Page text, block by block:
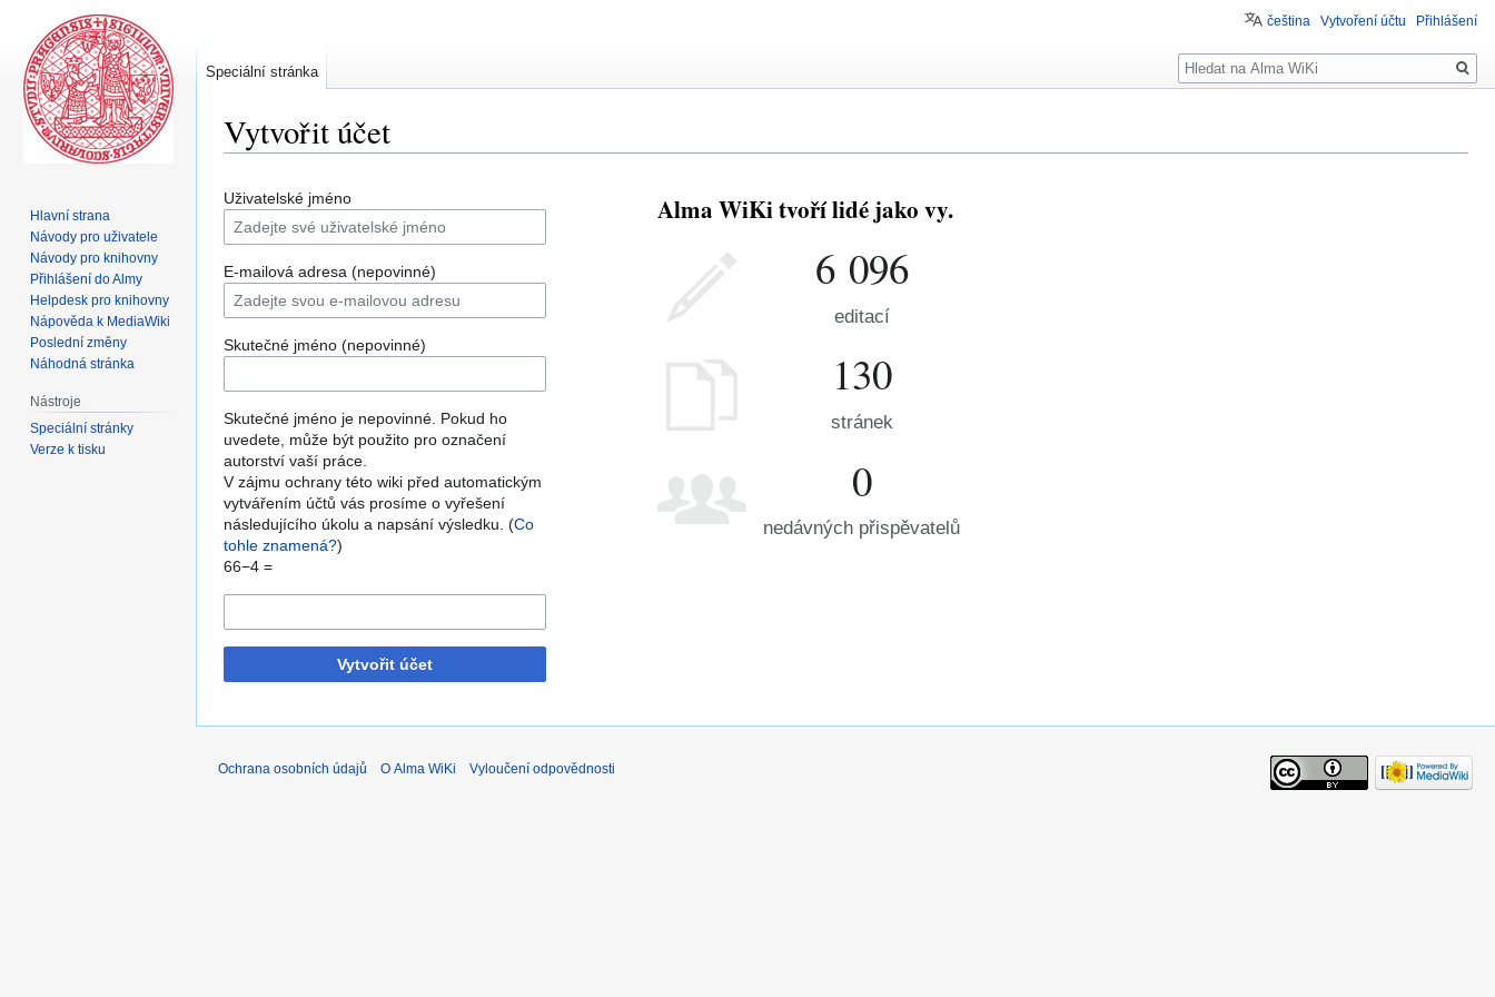
Vytvořit účet
na
navigaci
na
vyhledávání
Uživatelské jméno
E-mailová adresa (nepovinné)
Skutečné jméno (nepovinné)
Skutečné jméno je nepovinné. Pokud ho
uvedete, může být použito pro označení
autorství vaší práce.
V zájmu ochrany této wiki před automatickým
vytvářením účtů vás prosíme o vyřešení
následujícího úkolu a napsání výsledku. (Co
tohle znamená?)
66−4 =
Vytvořit účet
Alma WiKi tvoří lidé jako vy.
6 096
editací
130
stránek
0
nedávných přispěvatelů
čeština Vytvoření účtu Přihlášení
Speciální stránka
Hledat
Hlavní strana
Návody pro uživatele
Návody pro knihovny
Přihlášení do Almy
Helpdesk pro knihovny
Nápověda k MediaWiki
Poslední změny
Náhodná stránka
Nástroje
Speciální stránky
Verze k tisku
Ochrana osobních údajů O Alma WiKi Vyloučení odpovědnosti